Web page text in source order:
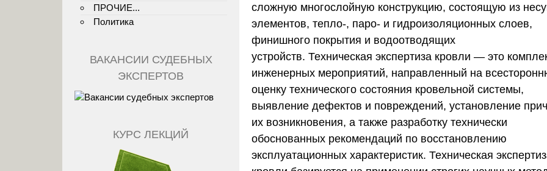
сложную многослойную конструкцию, состоящую из
элементов, тепло-, паро- и гидроизоляционных слоев,
финишного покрытия и водоотводящих
устройств. Техническая экспертиза кровли — это
инженерных мероприятий, направленный на
оценку технического состояния кровельной системы,
выявление дефектов и повреждений, установление
их возникновения, а также разработку технически
обоснованных рекомендаций по восстановлению
эксплуатационных характеристик. Техническая
ПРОЧИЕ...
Политика
ВАКАНСИИ СУДЕБНЫХ
ЭКСПЕРТОВ
КУРС ЛЕКЦИЙ